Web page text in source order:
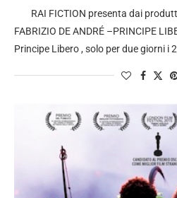
RAI FICTION presenta dai
FABRIZIO DE ANDRÉ –PRINCIPE
Principe Libero , solo per due giorni i